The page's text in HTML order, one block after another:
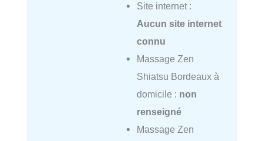
Site internet :
Aucun site internet
connu
Massage Zen
Shiatsu Bordeaux à
domicile : non
renseigné
Massage Zen